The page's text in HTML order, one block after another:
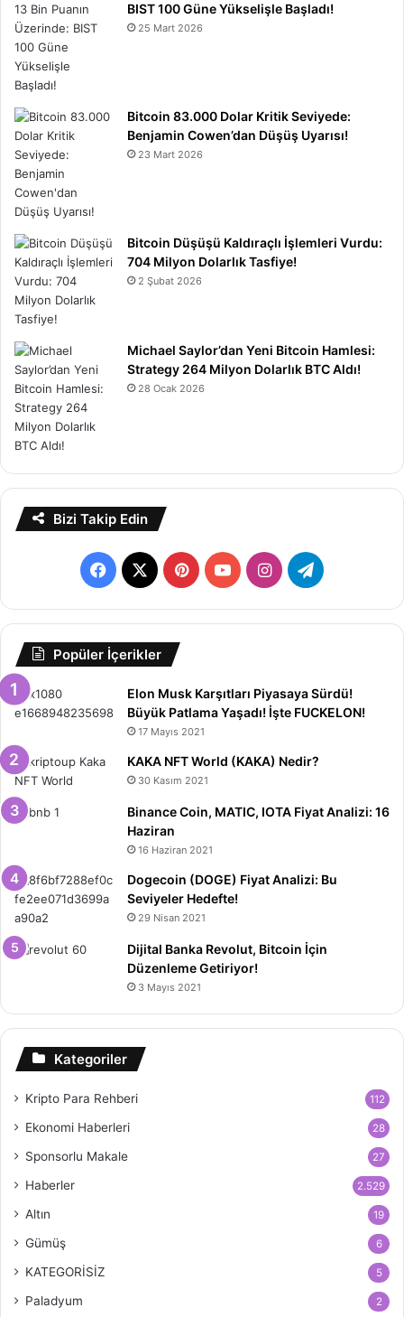
BIST 100 Güne Yükselişle Başladı!
25 Mart 2026
Bitcoin 83.000 Dolar Kritik Seviyede:
Benjamin Cowen’dan Düşüş Uyarısı!
23 Mart 2026
Bitcoin Düşüşü Kaldıraçlı İşlemleri Vurdu:
704 Milyon Dolarlık Tasfiye!
2 Şubat 2026
Michael Saylor’dan Yeni Bitcoin Hamlesi:
Strategy 264 Milyon Dolarlık BTC Aldı!
28 Ocak 2026
Bizi Takip Edin
Facebook
X PinterestYouTubeInstagramTelegram
Popüler İçerikler
Elon Musk Karşıtları Piyasaya Sürdü!
Büyük Patlama Yaşadı! İşte FUCKELON!
17 Mayıs 2021
KAKA NFT World (KAKA) Nedir?
30 Kasım 2021
Binance Coin, MATIC, IOTA Fiyat Analizi: 16
Haziran
16 Haziran 2021
Dogecoin (DOGE) Fiyat Analizi: Bu
Seviyeler Hedefte!
29 Nisan 2021
Dijital Banka Revolut, Bitcoin İçin
Düzenleme Getiriyor!
3 Mayıs 2021
Kategoriler
Kripto Para Rehberi 112
Ekonomi Haberleri 28
Sponsorlu Makale 27
Haberler 2.529
Altın 19
Gümüş 6
KATEGORİSİZ 5
Paladyum 2